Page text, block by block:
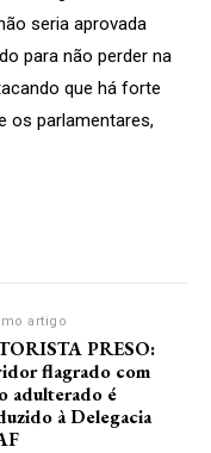
seria aprovada
para não perder na
que há forte
os parlamentares,
artigo
PRESO:
flagrado com
adulterado é
à Delegacia